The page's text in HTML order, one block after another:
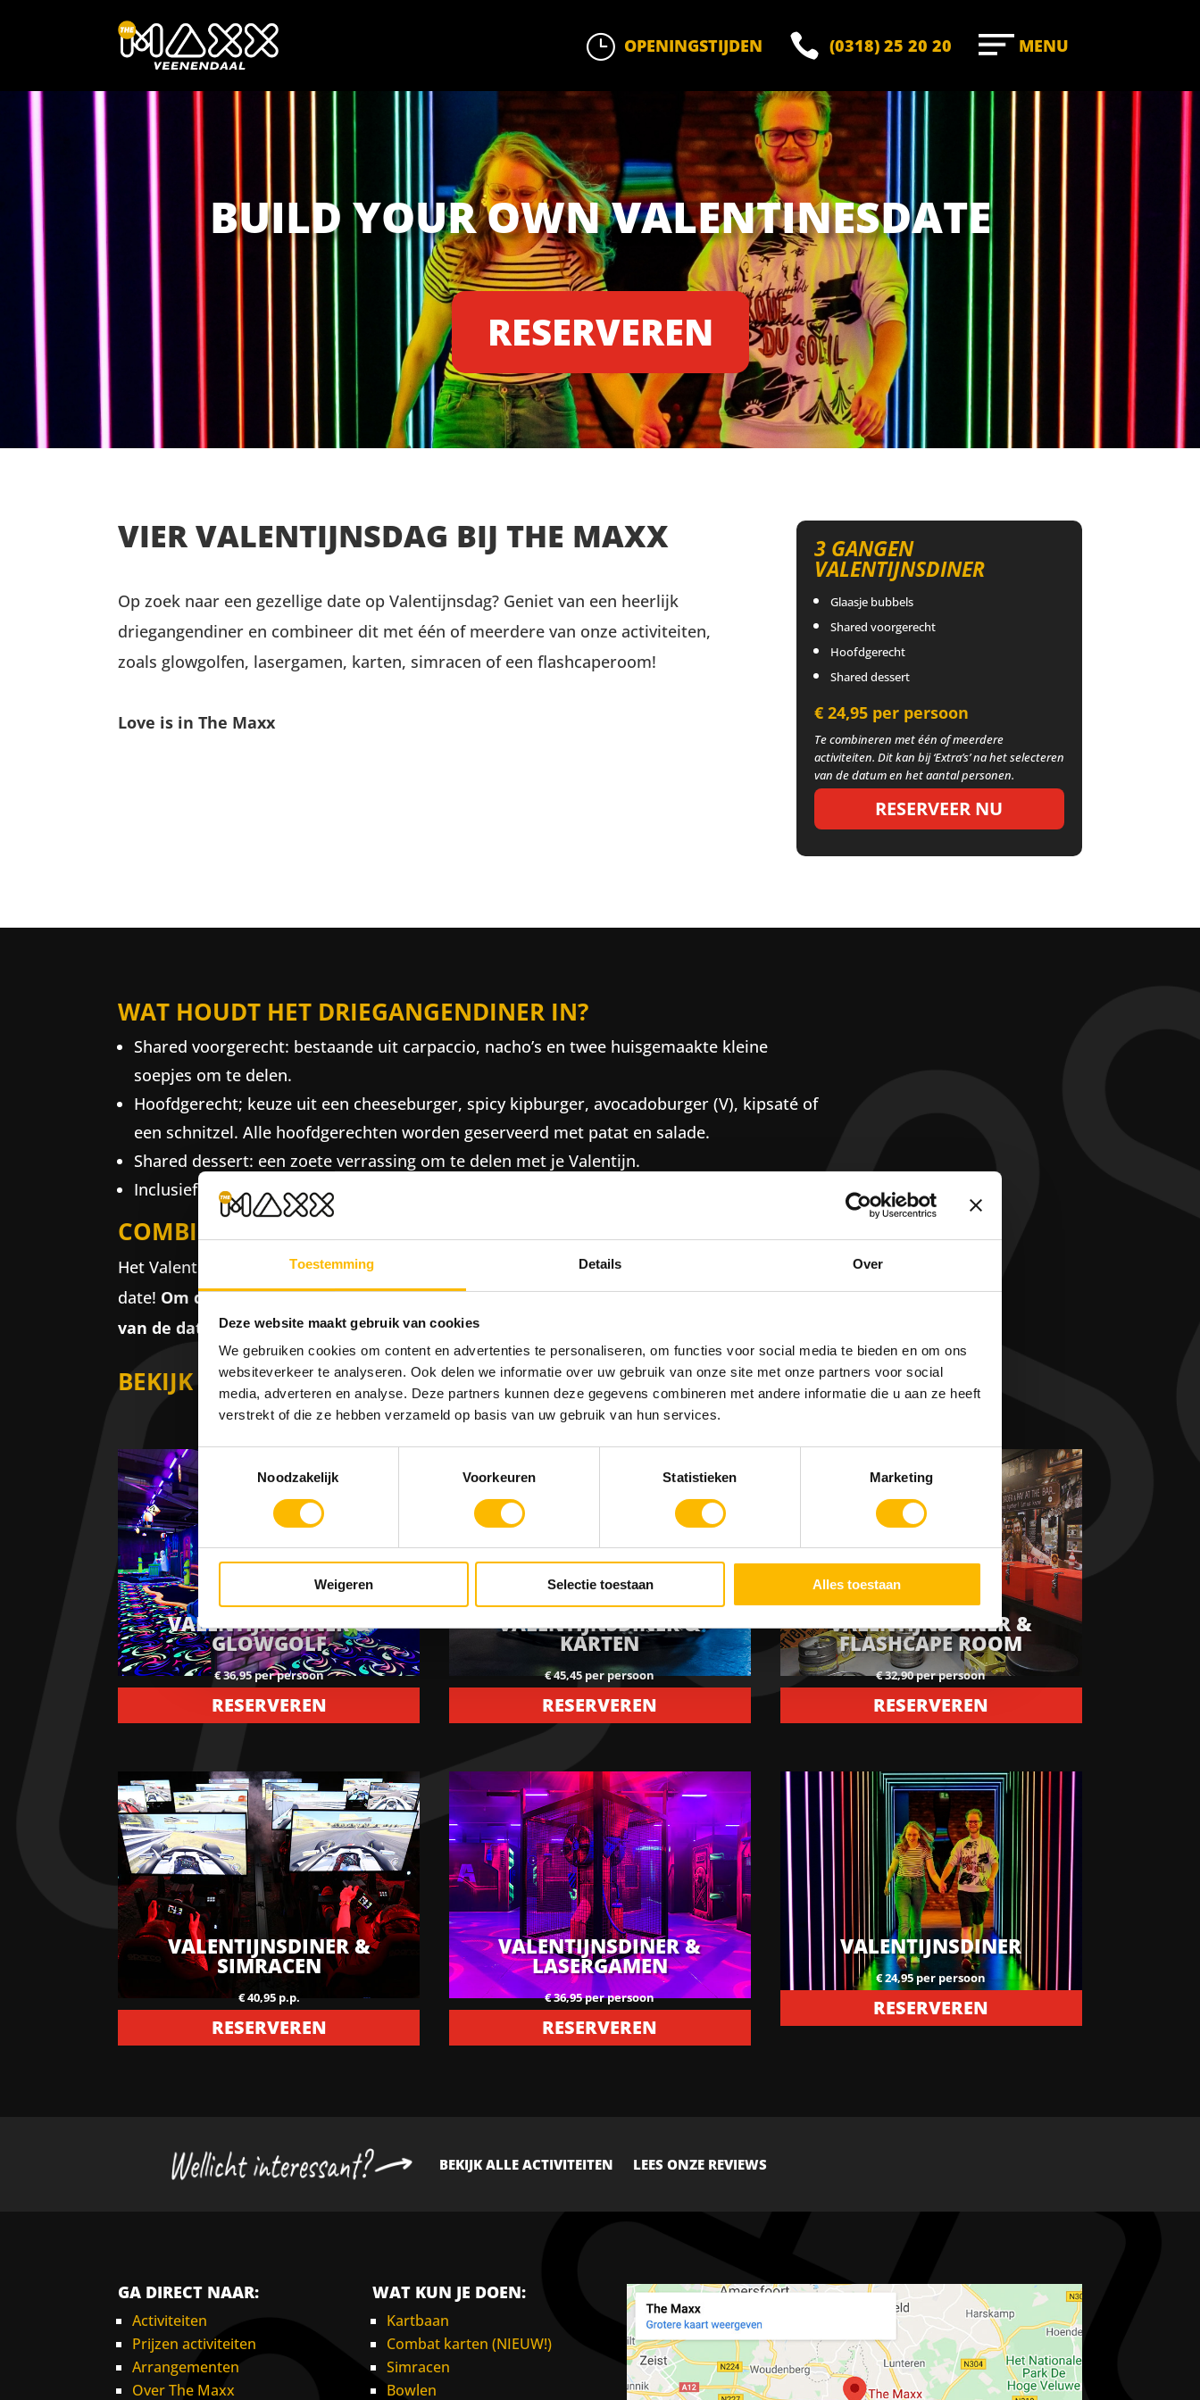
Toestemming Details Over
Deze website maakt gebruik van cookies
We gebruiken cookies om content en advertenties te personaliseren, om functies voor social media te bieden en om ons
websiteverkeer te analyseren. Ook delen we informatie over uw gebruik van onze site met onze partners voor social
media, adverteren en analyse. Deze partners kunnen deze gegevens combineren met andere informatie die u aan ze heeft
verstrekt of die ze hebben verzameld op basis van uw gebruik van hun services.
Noodzakelijk
Voorkeuren Statistieken Marketing
Weigeren Selectie toestaan Alles toestaan
MENU
 (0318) 25 20 20
} OPENINGSTIJDEN
BUILD YOUR OWN VALENTINESDATE
RESERVEREN
VIER VALENTIJNSDAG BIJ THE MAXX
Op zoek naar een gezellige date op Valentijnsdag? Geniet van een heerlijk
driegangendiner en combineer dit met één of meerdere van onze activiteiten,
zoals glowgolfen, lasergamen, karten, simracen of een flashcaperoom!
Love is in The Maxx
3 GANGEN
VALENTIJNSDINER
Glaasje bubbels
Shared voorgerecht
Hoofdgerecht
Shared dessert
€ 24,95 per persoon
Te combineren met één of meerdere
activiteiten. Dit kan bij ‘Extra’s’ na het selecteren
van de datum en het aantal personen.
RESERVEER NU
WAT HOUDT HET DRIEGANGENDINER IN?
Shared voorgerecht: bestaande uit carpaccio, nacho’s en twee huisgemaakte kleine
soepjes om te delen.
Hoofdgerecht; keuze uit een cheeseburger, spicy kipburger, avocadoburger (V), kipsaté of
een schnitzel. Alle hoofdgerechten worden geserveerd met patat en salade.
Shared dessert: een zoete verrassing om te delen met je Valentijn.
Inclusief een glaasje bubbels
COMBINEER JE VALENTIJNSDINER MET EEN ACTIVITEIT!
Het Valentijnsdiner is te combineren met één of meerdere activiteiten voor een extra actieve
date! Om de activiteit(en) te selecteren, klik je eerst op NU BOEKEN. Na het selecteren
van de datum en het aantal personen, kun je de activiteit(en) kiezen.
BEKIJK ALLE MOGELIJKE COMBINATIES
VALENTIJNSDINER &
GLOWGOLF
€ 36,95 per persoon
RESERVEREN
VALENTIJNSDINER &
KARTEN
€ 45,45 per persoon
RESERVEREN
VALENTIJNSDINER &
FLASHCAPE ROOM
€ 32,90 per persoon
RESERVEREN
VALENTIJNSDINER &
SIMRACEN
€ 40,95 p.p.
RESERVEREN
VALENTIJNSDINER &
LASERGAMEN
€ 36,95 per persoon
RESERVEREN
VALENTIJNSDINER
€ 24,95 per persoon
RESERVEREN
BEKIJK ALLE ACTIVITEITEN LEES ONZE REVIEWS
GA DIRECT NAAR:
Activiteiten
Prijzen activiteiten
Arrangementen
Over The Maxx
WAT KUN JE DOEN:
Kartbaan
Combat karten (NIEUW!)
Simracen
Bowlen